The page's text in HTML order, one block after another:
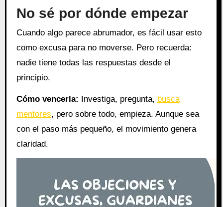
No sé por dónde empezar
Cuando algo parece abrumador, es fácil usar esto
como excusa para no moverse. Pero recuerda:
nadie tiene todas las respuestas desde el
principio.
Cómo vencerla: Investiga, pregunta, busca
mentores, pero sobre todo, empieza. Aunque sea
con el paso más pequeño, el movimiento genera
claridad.